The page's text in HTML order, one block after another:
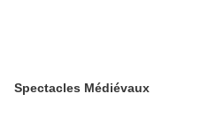
Spectacles Médiévaux